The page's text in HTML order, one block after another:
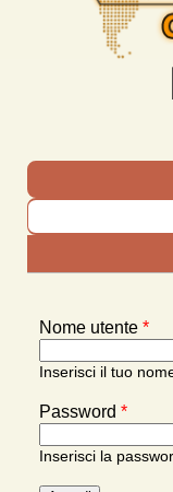
Schede primarie
Nome utente *
Inserisci il tuo
Password *
Inserisci la